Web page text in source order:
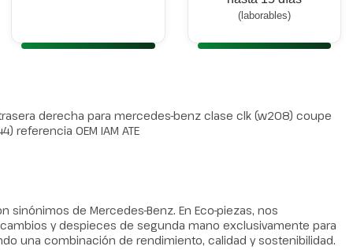
(laborables)
derecha para mercedes-benz clase clk (w208) coupe
referencia OEM IAM ATE
sinónimos de Mercedes-Benz. En Eco-piezas, nos
y despieces de segunda mano exclusivamente para
una combinación de rendimiento, calidad y sostenibilidad.